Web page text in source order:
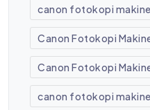
canon fotokopi
Canon Fotokopi
Canon Fotokopi
canon fotokopi